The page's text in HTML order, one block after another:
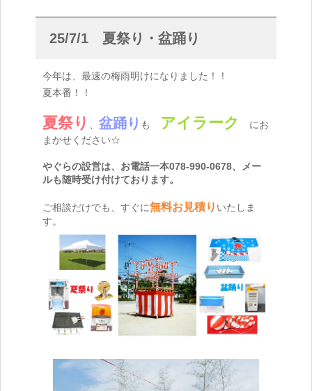
25/7/1 夏祭り・盆踊り
今年は、最速の梅雨明けになりました！！
夏本番！！
夏祭り 盆踊り も アイラーク
にお
まかせください☆
やぐらの設営は、お電話一本078-990-0678、メー
ルも随時受け付けております。
ご相談だけでも、すぐに無料お見積り いたしま
す。